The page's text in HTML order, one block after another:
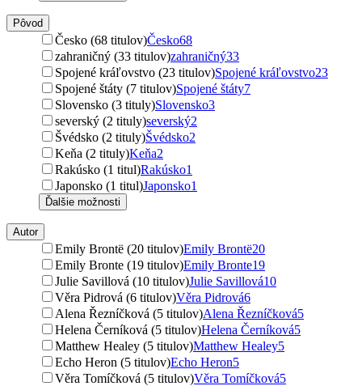
Pôvod
Česko (68 titulov)Česko68
zahraničný (33 titulov)zahraničný33
Spojené kráľovstvo (23 titulov)Spojené kráľovstvo23
Spojené štáty (7 titulov)Spojené štáty7
Slovensko (3 tituly)Slovensko3
severský (2 tituly)severský2
Švédsko (2 tituly)Švédsko2
Keňa (2 tituly)Keňa2
Rakúsko (1 titul)Rakúsko1
Japonsko (1 titul)Japonsko1
Ďalšie možnosti
Autor
Emily Brontë (20 titulov)Emily Brontë20
Emily Bronte (19 titulov)Emily Bronte19
Julie Savillová (10 titulov)Julie Savillová10
Věra Pidrová (6 titulov)Věra Pidrová6
Alena Řezníčková (5 titulov)Alena Řezníčková5
Helena Černíková (5 titulov)Helena Černíková5
Matthew Healey (5 titulov)Matthew Healey5
Echo Heron (5 titulov)Echo Heron5
Věra Tomíčková (5 titulov)Věra Tomíčková5